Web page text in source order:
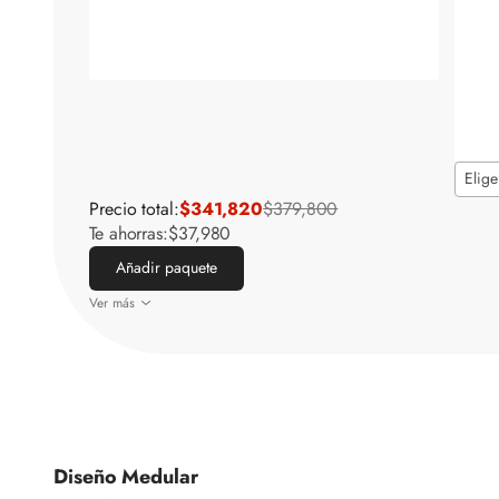
Precio total:$341,820$379,800
Te ahorras:$37,980
Añadir paquete
Ver más
Diseño Medular